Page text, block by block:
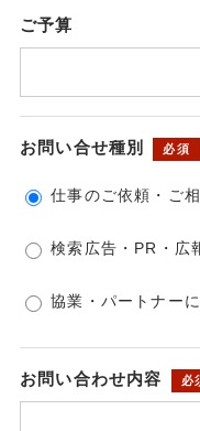
ご予算
お問い合せ種別 必須
仕事のご依頼・ご
検索広告・PR・広
協業・パートナー
お問い合わせ内容 必